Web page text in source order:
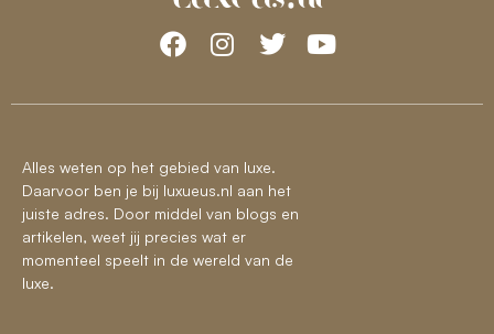
Alles weten op het gebied van luxe.
Daarvoor ben je bij luxueus.nl aan het
juiste adres. Door middel van blogs en
artikelen, weet jij precies wat er
momenteel speelt in de wereld van de
luxe.